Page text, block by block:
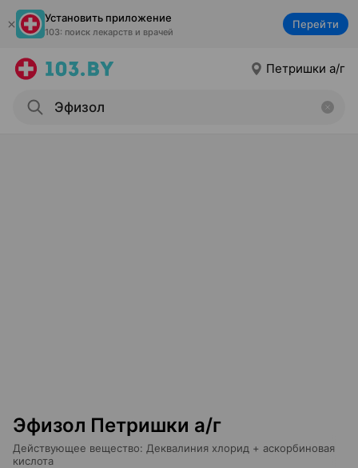
Установить приложение
103: поиск лекарств и врачей
Перейти
Петришки а/г
Эфизол Петришки а/г
Действующее вещество: Деквалиния хлорид + аскорбиновая
кислота